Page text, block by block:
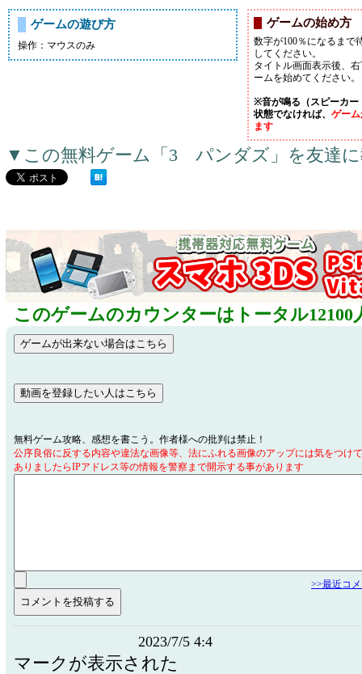
ゲームの遊び方
操作：マウスのみ
ゲームの始め方
数字が100％になるまで
してください。
タイトル画面表示後、
ームを始めてください。
※音が鳴る（スピーカー
状態でなければ、 ゲー
ます
▼この無料ゲーム「3 パンダズ」を友達
このゲームのカウンターはトータル12100
無料ゲーム攻略、感想を書こう。作者様への批判は禁止！
公序良俗に反する内容や違法な画像等、法にふれる画像のアップには気をつけ
ありましたらIPアドレス等の情報を警察まで開示する事があります
>>最近コ
2023/7/5 4:4
マークが表示された